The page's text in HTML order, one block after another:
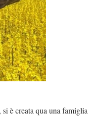
è creata qua una famiglia